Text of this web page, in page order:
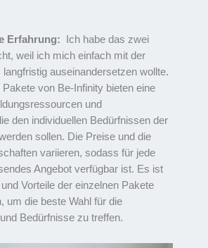
Erfahrung:
Ich habe das zwei
weil ich mich einfach mit der
auseinandersetzen wollte.
von Be-Infinity bieten eine
und
den individuellen Bedürfnissen der
sollen. Die Preise und die
variieren, sodass für jede
Angebot verfügbar ist. Es ist
Vorteile der einzelnen Pakete
um die beste Wahl für die
Bedürfnisse zu treffen.